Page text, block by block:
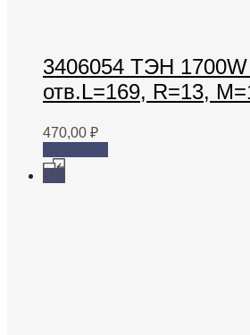
3406054 ТЭН
отв.L=169, R=13,
470,00 ₽